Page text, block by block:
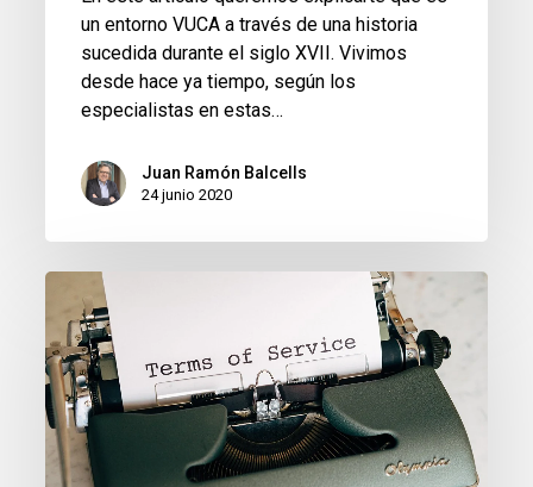
un entorno VUCA a través de una historia
sucedida durante el siglo XVII. Vivimos
desde hace ya tiempo, según los
especialistas en estas…
Juan Ramón Balcells
24 junio 2020
condiciones
generales
de
contratación.